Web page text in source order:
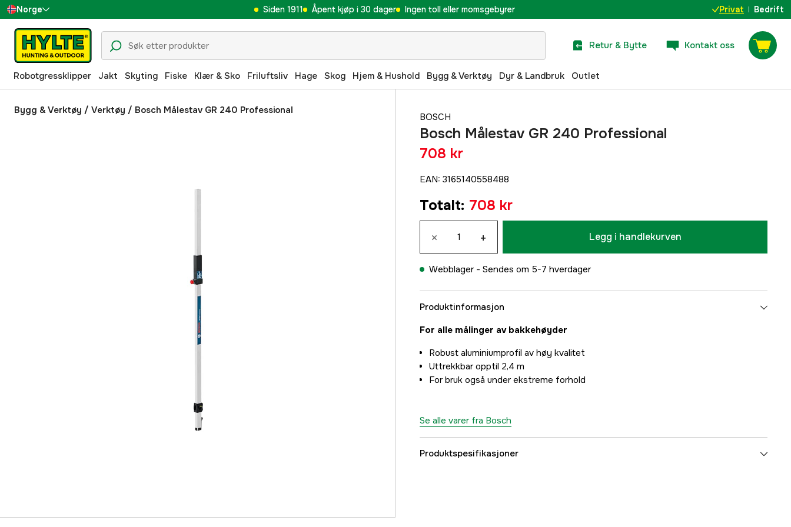
Norge
Sverige
Danmark
Suomi
Deutschland
Siden 1911 Åpent kjøp i 30 dager Ingen toll eller momsgebyrer Privat Bedrift
Retur & Bytte Kontakt oss
Robotgressklipper Jakt Skyting Fiske Klær & Sko Friluftsliv Hage Skog Hjem & Hushold Bygg & Verktøy Dyr & Landbruk Outlet
Bygg & Verktøy / Verktøy / Bosch Målestav GR 240 Professional
BOSCH
Bosch Målestav GR 240 Professional
708 kr
EAN: 3165140558488
Totalt: 708 kr
× + Legg i handlekurven
Webblager - Sendes om 5-7 hverdager
Produktinformasjon
For alle målinger av bakkehøyder
Robust aluminiumprofil av høy kvalitet
Uttrekkbar opptil 2,4 m
For bruk også under ekstreme forhold
Se alle varer fra Bosch
Produktspesifikasjoner